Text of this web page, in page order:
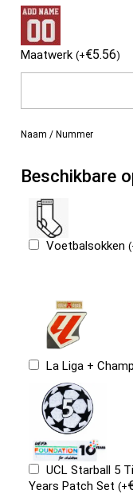
Maatwerk(+€5.56)
Naam / Nummer
Beschikbare
Voetbalsokken(
La Liga +
UCL Starball 5
Years Patch Set(+